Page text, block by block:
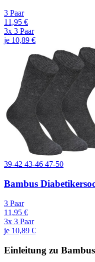
3 Paar
11,95 €
3x 3 Paar
je 10,89 €
39-42 43-46 47-50
Bambus
3 Paar
11,95 €
3x 3 Paar
je 10,89 €
Einleitung zu